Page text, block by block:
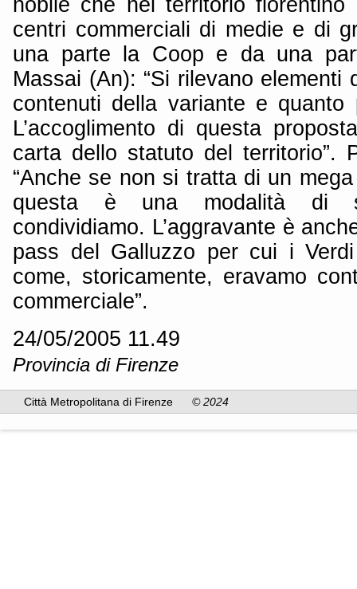
centri commerciali di medie e di
una parte la Coop e da una
Massai (An): “Si rilevano elementi
contenuti della variante e quanto
L’accoglimento di questa
carta dello statuto del territorio”.
“Anche se non si tratta di un
questa è una modalità di
condividiamo. L’aggravante è
pass del Galluzzo per cui i
come, storicamente, eravamo
commerciale”.
24/05/2005 11.49
Provincia di Firenze
Città Metropolitana di Firenze © 2024